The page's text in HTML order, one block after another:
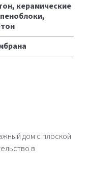
керамические
дом с плоской
в